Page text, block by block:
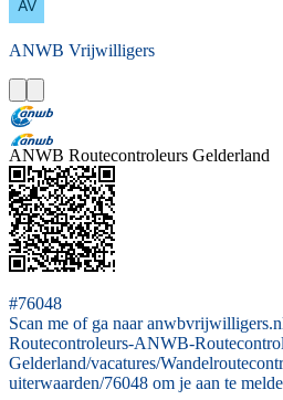
ANWB Vrijwilligers
ANWB Routecontroleurs Gelderland
#76048
Scan me of ga naar
Routecontroleurs-ANWB-
Gelderland/vacatures/
uiterwaarden/76048 om je aan te